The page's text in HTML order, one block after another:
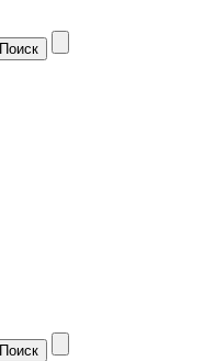
Поиск
Поиск